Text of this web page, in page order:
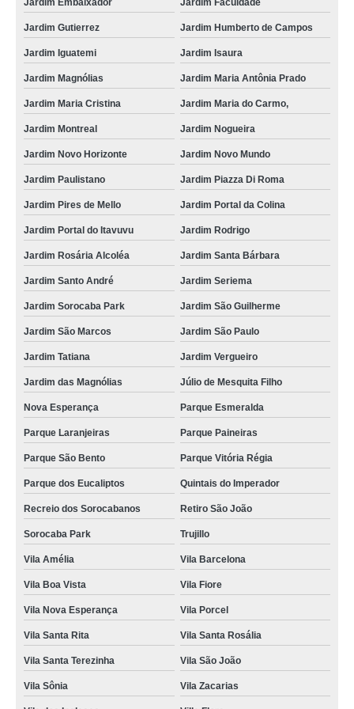
empresa que faz instalação de fechadura digital Júlio de Mesquita Filho
instalação e reparo de fechadura de portão preço Granja Olga
serviço de instalação de fechadura em portão Vila Santa Terezinha
serviço de instalação de fechadura portão social Águas Vermelhas
instalação de fechadura portão social Parque Vitória Régia
instalação de fechadura adicional preço Sorocaba
instalação de fechadura adicional Jardim Novo Horizonte
empresa que faz instalação de fechadura em portão Jardim Altos do Itavuvu
instalação de fechadura de portas preço Salto de Pirapora
empresa que faz instalação de fechaduras em portas Villágio Ipanema
empresa que faz instalação de fechadura com segredo Vila Santa Terezinha
do Itavuvu
instalação de fechadura em porta de madeira preço Salto de Pirapora
serviço de instalação e reparo de fechadura de portão São Roque
serviço de instalação de fechadura portão social São Roque
instalação de fechaduras em portas Jardim das Magnólias
serviço de instalação de fechadura de porta com segredo Jardim Santa
Bárbara
serviço de instalação de fechadura com segredo Ibiti do Paço
empresa que faz instalação de fechaduras em portas Jardim Sorocaba Park
instalação de fechadura de porta com segredo preço Jardim São Paulo
instalação de fechadura em porta de madeira valor Jardim Alpes de
Sorocaba
instalação de fechadura portão social Jardim Maria Antônia Prado
Jardim Embaixador Jardim Faculdade
Jardim Gutierrez Jardim Humberto de Campos
Jardim Iguatemi Jardim Isaura
Jardim Magnólias Jardim Maria Antônia Prado
Jardim Maria Cristina Jardim Maria do Carmo,
Jardim Montreal Jardim Nogueira
Jardim Novo Horizonte Jardim Novo Mundo
Jardim Paulistano Jardim Piazza Di Roma
Jardim Pires de Mello Jardim Portal da Colina
Jardim Portal do Itavuvu Jardim Rodrigo
Jardim Rosária Alcoléa Jardim Santa Bárbara
Jardim Santo André Jardim Seriema
Jardim Sorocaba Park Jardim São Guilherme
Jardim São Marcos Jardim São Paulo
Jardim Tatiana Jardim Vergueiro
Jardim das Magnólias Júlio de Mesquita Filho
Nova Esperança Parque Esmeralda
Parque Laranjeiras Parque Paineiras
Parque São Bento Parque Vitória Régia
Parque dos Eucaliptos Quintais do Imperador
Recreio dos Sorocabanos Retiro São João
Sorocaba Park Trujillo
Vila Amélia Vila Barcelona
Vila Boa Vista Vila Fiore
Vila Nova Esperança Vila Porcel
Vila Santa Rita Vila Santa Rosália
Vila Santa Terezinha Vila São João
Vila Sônia Vila Zacarias